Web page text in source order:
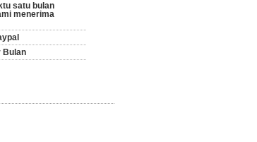
satu bulan
menerima
Bulan